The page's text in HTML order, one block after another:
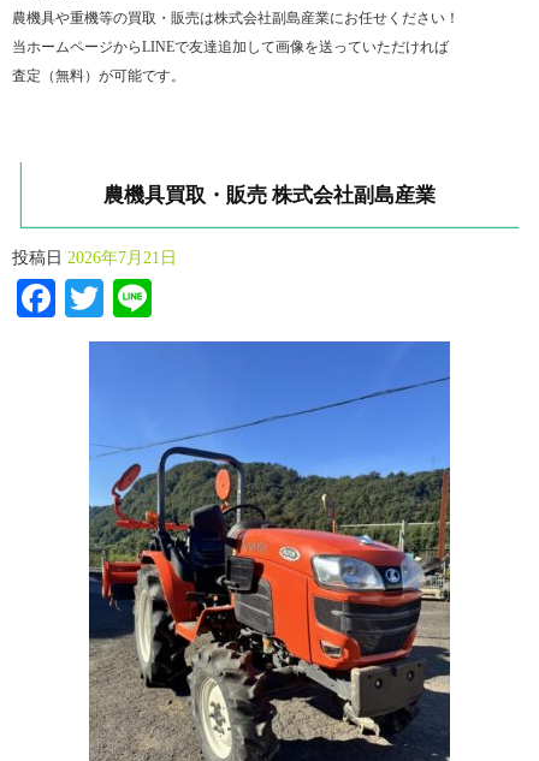
農機具や重機等の買取・販売は株式会社副島産業にお任せください！
当ホームページからLINEで友達追加して画像を送っていただければ
査定（無料）が可能です。
農機具買取・販売 株式会社副島産業
投稿日 2026年7月21日
Facebook
Twitter